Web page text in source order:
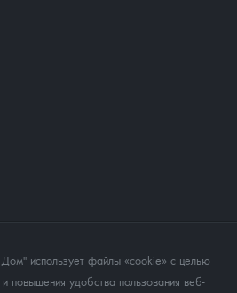
использует файлы «cookie» с целью
повышения удобства пользования веб-